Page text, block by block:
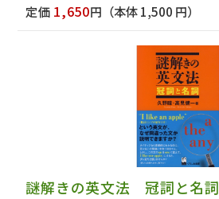
定価 1,650円 （本体 1,500 円）
謎解きの英文法 冠詞と名詞